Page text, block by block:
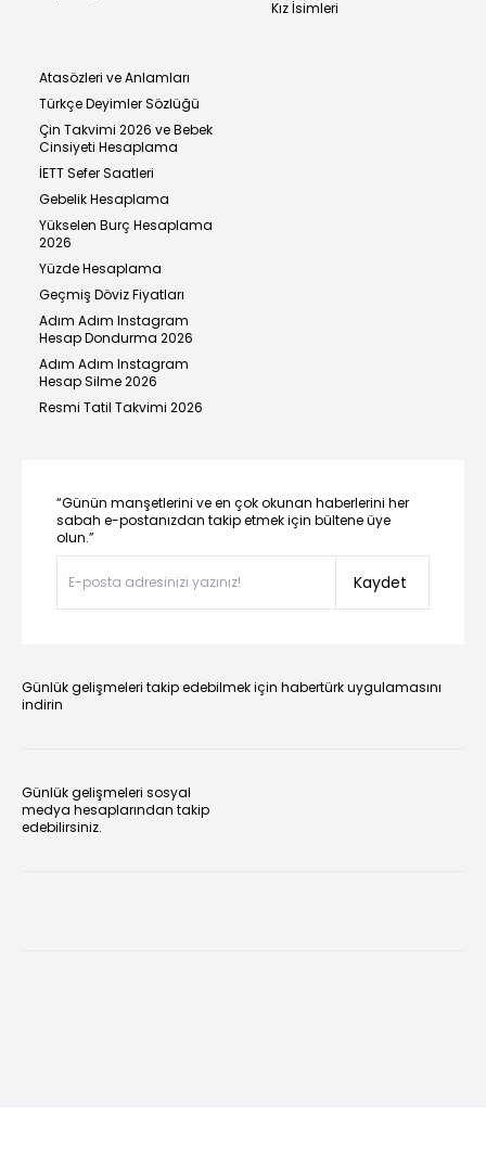
Kız İsimleri
Atasözleri ve Anlamları
Türkçe Deyimler Sözlüğü
Çin Takvimi 2026 ve Bebek
Cinsiyeti Hesaplama
İETT Sefer Saatleri
Gebelik Hesaplama
Yükselen Burç Hesaplama
2026
Yüzde Hesaplama
Geçmiş Döviz Fiyatları
Adım Adım Instagram
Hesap Dondurma 2026
Adım Adım Instagram
Hesap Silme 2026
Resmi Tatil Takvimi 2026
“Günün manşetlerini ve en çok okunan haberlerini her
sabah e-postanızdan takip etmek için bültene üye
olun.”
Kaydet
Günlük gelişmeleri takip edebilmek için habertürk uygulamasını
indirin
Günlük gelişmeleri sosyal
medya hesaplarından takip
edebilirsiniz.